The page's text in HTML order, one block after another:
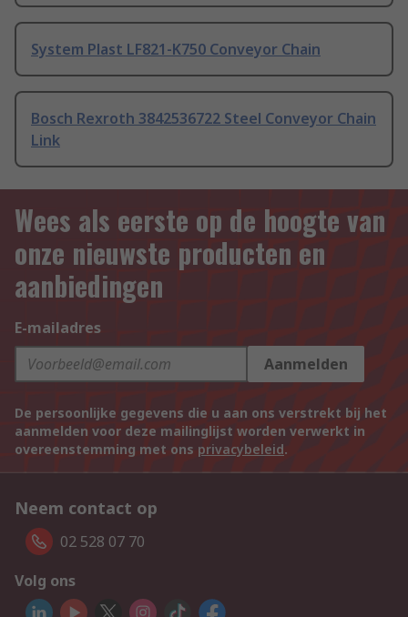
System Plast LF821-K750 Conveyor Chain
Bosch Rexroth 3842536722 Steel Conveyor Chain
Link
Wees als eerste op de hoogte van
onze nieuwste producten en
aanbiedingen
E-mailadres
Aanmelden
De persoonlijke gegevens die u aan ons verstrekt bij het
aanmelden voor deze mailinglijst worden verwerkt in
overeenstemming met ons privacybeleid.
Neem contact op
02 528 07 70
Volg ons